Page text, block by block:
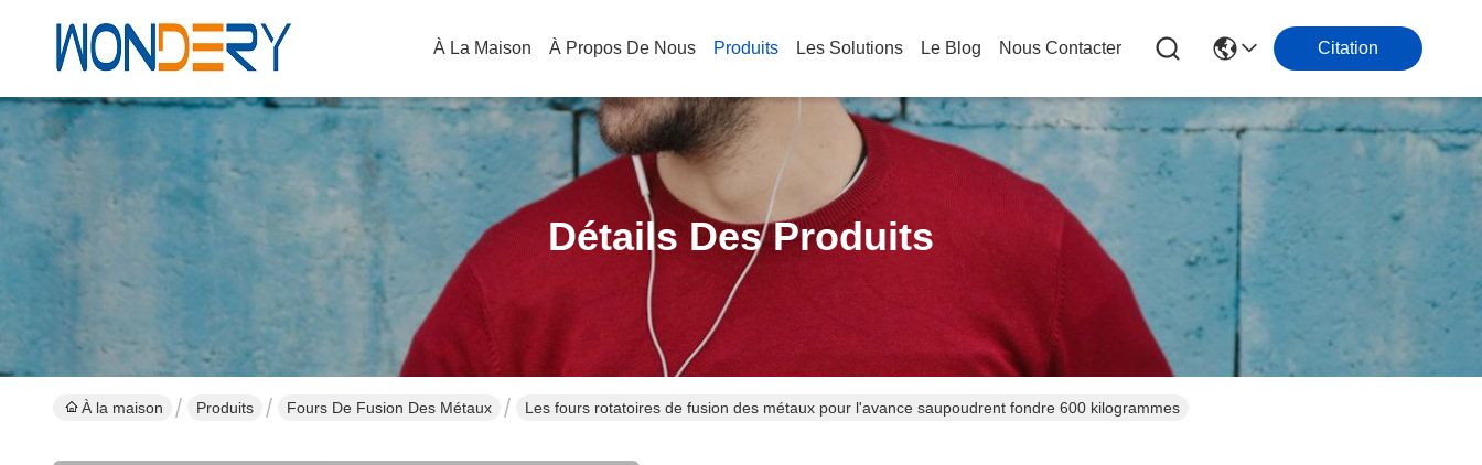
À La Maison À Propos De Nous Produits Les Solutions Le Blog Nous Contacter Citation
Détails Des Produits
À la maison Produits Fours De Fusion Des Métaux Les fours rotatoires de fusion des métaux pour l'avance saupoudrent fondre 600 kilogrammes